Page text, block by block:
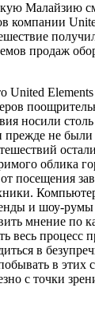
Малайзию
компании
продаж
United
носили
не были
облика
посещения
и шоу-румы
мнение по
весь процесс
в
в этих
с точки